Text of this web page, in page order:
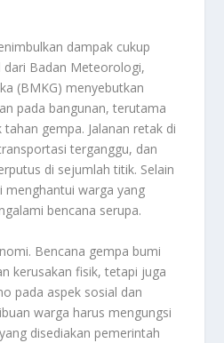
dampak cukup
dari Badan Meteorologi,
(BMKG) menyebutkan
pada bangunan, terutama
gempa. Jalanan retak di
terganggu, dan
di sejumlah titik. Selain
menghantui warga yang
bencana serupa.
Bencana gempa bumi
kerusakan fisik, tetapi juga
pada aspek sosial dan
warga harus mengungsi
disediakan pemerintah